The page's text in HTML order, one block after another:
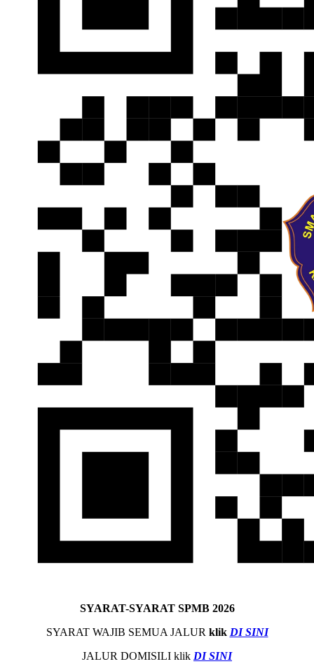
SYARAT-SYARAT SPMB 2026
SYARAT WAJIB SEMUA JALURklikDI SINI
JALUR DOMISILI klik DI SINI